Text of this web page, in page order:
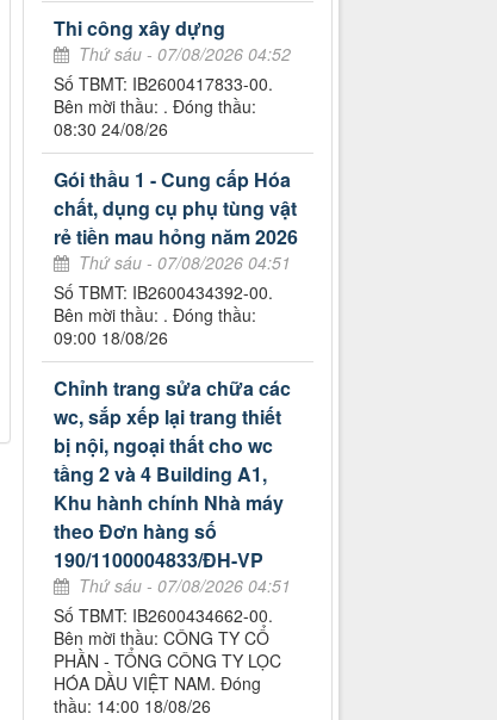
Thi công xây dựng
Thứ sáu - 07/08/2026 04:52
Số TBMT: IB2600417833-00.
Bên mời thầu: . Đóng thầu:
08:30 24/08/26
Gói thầu 1 - Cung cấp Hóa
chất, dụng cụ phụ tùng vật
rẻ tiền mau hỏng năm 2026
Thứ sáu - 07/08/2026 04:51
Số TBMT: IB2600434392-00.
Bên mời thầu: . Đóng thầu:
09:00 18/08/26
Chỉnh trang sửa chữa các
wc, sắp xếp lại trang thiết
bị nội, ngoại thất cho wc
tầng 2 và 4 Building A1,
Khu hành chính Nhà máy
theo Đơn hàng số
190/1100004833/ĐH-VP
Thứ sáu - 07/08/2026 04:51
Số TBMT: IB2600434662-00.
Bên mời thầu: CÔNG TY CỔ
PHẦN - TỔNG CÔNG TY LỌC
HÓA DẦU VIỆT NAM. Đóng
thầu: 14:00 18/08/26